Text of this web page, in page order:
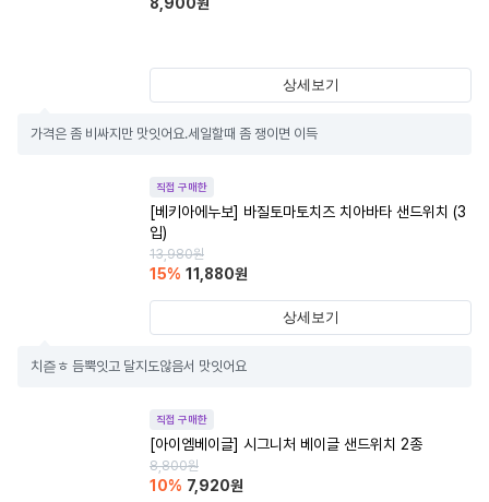
상세보기
가격은 좀 비싸지만 맛잇어요.세일할때 좀 쟁이면 이득
직접 구매한
[베키아에누보] 바질토마토치즈 치아바타 샌드위치 (3
입)
13,980원
15% 11,880원
상세보기
치즏ㅎ 듬뿍잇고 달지도않음서 맛잇어요
직접 구매한
[아이엠베이글] 시그니처 베이글 샌드위치 2종
8,800원
10% 7,920원